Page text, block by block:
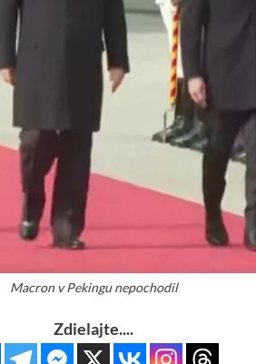
Macron v Pekingu nepochodil
Zdielajte....